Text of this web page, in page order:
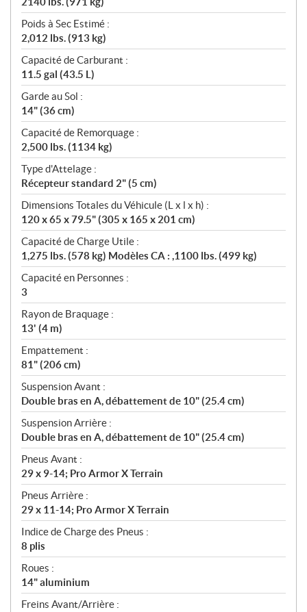
Poids à Sec Estimé :
2,012 lbs. (913 kg)
Capacité de Carburant :
11.5 gal (43.5 L)
Garde au Sol :
14" (36 cm)
Capacité de Remorquage :
2,500 lbs. (1134 kg)
Type d'Attelage :
Récepteur standard 2" (5 cm)
Dimensions Totales du Véhicule (L x l x h) :
120 x 65 x 79.5" (305 x 165 x 201 cm)
Capacité de Charge Utile :
1,275 lbs. (578 kg) Modèles CA : ,1100 lbs. (499 kg)
Capacité en Personnes :
3
Rayon de Braquage :
13' (4 m)
Empattement :
81" (206 cm)
Suspension Avant :
Double bras en A, débattement de 10" (25.4 cm)
Suspension Arrière :
Double bras en A, débattement de 10" (25.4 cm)
Pneus Avant :
29 x 9-14; Pro Armor X Terrain
Pneus Arrière :
29 x 11-14; Pro Armor X Terrain
Indice de Charge des Pneus :
8 plis
Roues :
14" aluminium
Freins Avant/Arrière :